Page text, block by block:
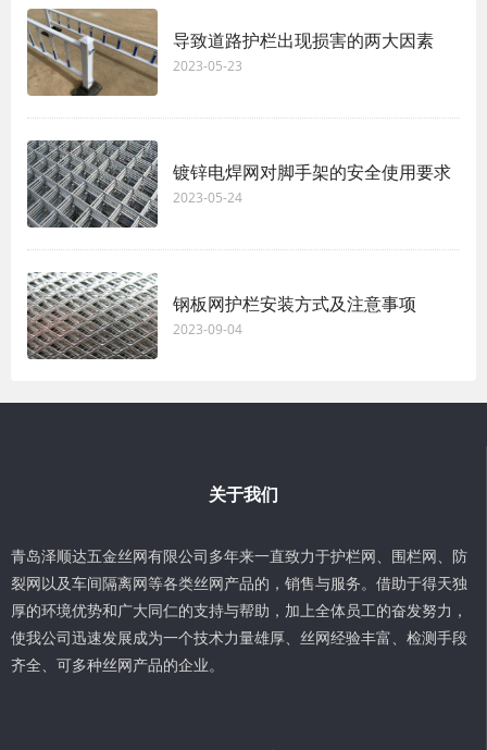
导致道路护栏出现损害的两大因素
2023-05-23
镀锌电焊网对脚手架的安全使用要求
2023-05-24
钢板网护栏安装方式及注意事项
2023-09-04
关于我们
青岛泽顺达五金丝网有限公司多年来一直致力于护栏网、围栏网、防
裂网以及车间隔离网等各类丝网产品的，销售与服务。借助于得天独
厚的环境优势和广大同仁的支持与帮助，加上全体员工的奋发努力，
使我公司迅速发展成为一个技术力量雄厚、丝网经验丰富、检测手段
齐全、可多种丝网产品的企业。